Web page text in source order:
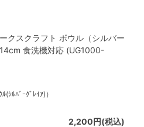
クスクラフト ボウル（シルバー
食洗機対応 (UG1000-
(ｼﾙﾊﾞｰｸﾞﾚｲｱ)）
2,200円(税込)